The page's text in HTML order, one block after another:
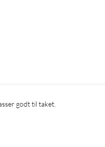
godt til taket.